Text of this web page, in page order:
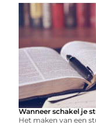
Wanneer schakel je
Het maken van een